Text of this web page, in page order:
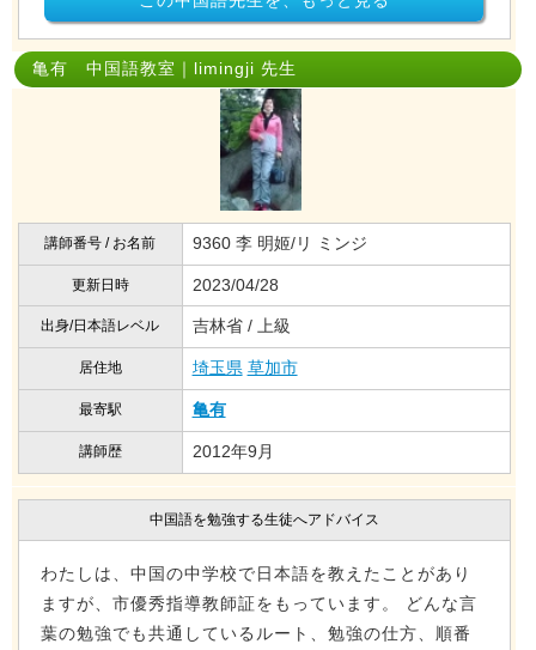
亀有 中国語教室｜limingji 先生
講師番号 / お名前 9360 李 明姬/リ ミンジ
更新日時 2023/04/28
出身/日本語レベル 吉林省 / 上級
居住地 埼玉県 草加市
最寄駅 亀有
講師歴 2012年9月
中国語を勉強する生徒へアドバイス
わたしは、中国の中学校で日本語を教えたことがあり
ますが、市優秀指導教師証をもっています。 どんな言
葉の勉強でも共通しているルート、勉強の仕方、順番